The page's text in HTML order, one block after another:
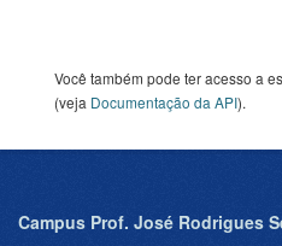
Você também pode ter acesso a
(veja Documentação da API).
Campus Prof. José Rodrigues